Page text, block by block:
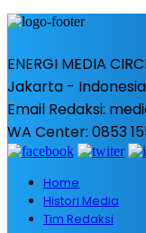
ENERGI MEDIA
Jakarta - Indonesia
Email Redaksi:
WA Center: 0853
Home
Histori Media
Tim Redaksi